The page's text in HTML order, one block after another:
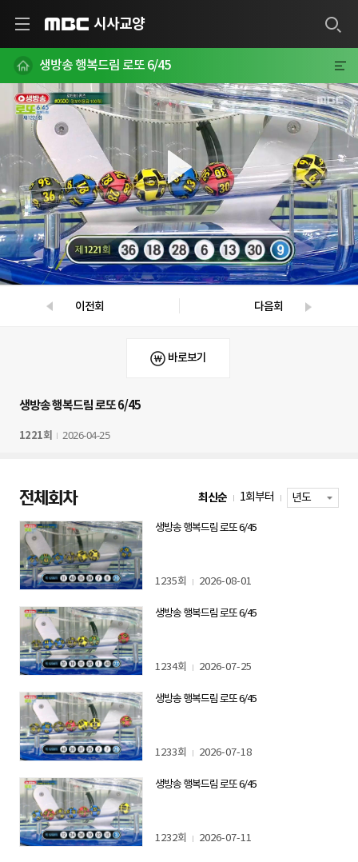
시사교양
생방송 행복드림 로또 6/45
이전회 다음회
바로보기
생방송 행복드림 로또 6/45
1221회 2026-04-25
전체회차 최신순 1회부터
생방송 행복드림 로또 6/45
1235회 2026-08-01
생방송 행복드림 로또 6/45
1234회 2026-07-25
생방송 행복드림 로또 6/45
1233회 2026-07-18
생방송 행복드림 로또 6/45
1232회 2026-07-11